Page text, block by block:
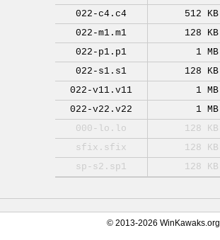
022-c4.c4
512 KB
022-m1.m1
128 KB
022-p1.p1
1 MB
022-s1.s1
128 KB
022-v11.v11
1 MB
022-v22.v22
1 MB
000-lo.lo
128 KB
sfix.sfix
128 KB
sp-s2.sp1
128 KB
© 2013-2026